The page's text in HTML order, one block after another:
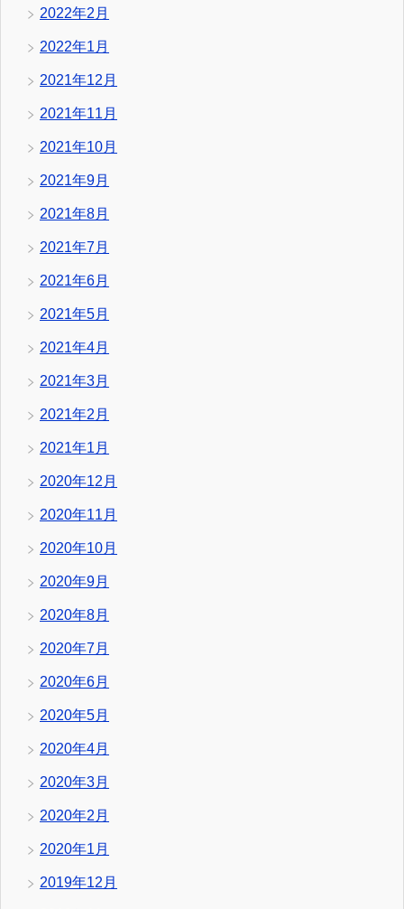
2022年2月
2022年1月
2021年12月
2021年11月
2021年10月
2021年9月
2021年8月
2021年7月
2021年6月
2021年5月
2021年4月
2021年3月
2021年2月
2021年1月
2020年12月
2020年11月
2020年10月
2020年9月
2020年8月
2020年7月
2020年6月
2020年5月
2020年4月
2020年3月
2020年2月
2020年1月
2019年12月